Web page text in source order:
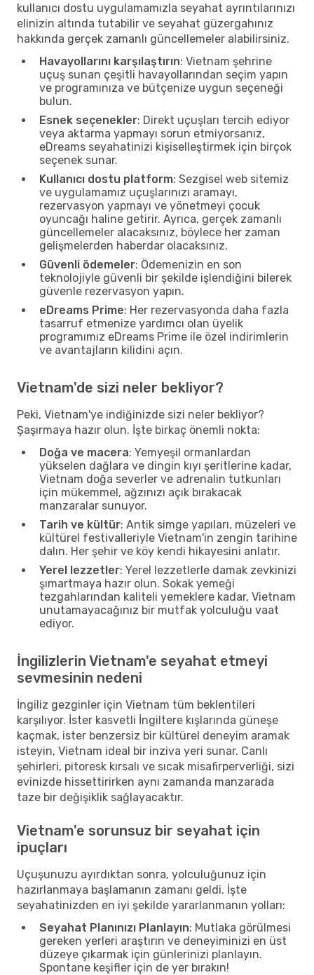
kullanıcı dostu uygulamamızla seyahat ayrıntılarınızı
elinizin altında tutabilir ve seyahat güzergahınız
hakkında gerçek zamanlı güncellemeler alabilirsiniz.
Havayollarını karşılaştırın: Vietnam şehrine
uçuş sunan çeşitli havayollarından seçim yapın
ve programınıza ve bütçenize uygun seçeneği
bulun.
Esnek seçenekler: Direkt uçuşları tercih ediyor
veya aktarma yapmayı sorun etmiyorsanız,
eDreams seyahatinizi kişiselleştirmek için birçok
seçenek sunar.
Kullanıcı dostu platform: Sezgisel web sitemiz
ve uygulamamız uçuşlarınızı aramayı,
rezervasyon yapmayı ve yönetmeyi çocuk
oyuncağı haline getirir. Ayrıca, gerçek zamanlı
güncellemeler alacaksınız, böylece her zaman
gelişmelerden haberdar olacaksınız.
Güvenli ödemeler: Ödemenizin en son
teknolojiyle güvenli bir şekilde işlendiğini bilerek
güvenle rezervasyon yapın.
eDreams Prime: Her rezervasyonda daha fazla
tasarruf etmenize yardımcı olan üyelik
programımız eDreams Prime ile özel indirimlerin
ve avantajların kilidini açın.
Vietnam'de sizi neler bekliyor?
Peki, Vietnam'ye indiğinizde sizi neler bekliyor?
Şaşırmaya hazır olun. İşte birkaç önemli nokta:
Doğa ve macera: Yemyeşil ormanlardan
yükselen dağlara ve dingin kıyı şeritlerine kadar,
Vietnam doğa severler ve adrenalin tutkunları
için mükemmel, ağzınızı açık bırakacak
manzaralar sunuyor.
Tarih ve kültür: Antik simge yapıları, müzeleri ve
kültürel festivalleriyle Vietnam'in zengin tarihine
dalın. Her şehir ve köy kendi hikayesini anlatır.
Yerel lezzetler: Yerel lezzetlerle damak zevkinizi
şımartmaya hazır olun. Sokak yemeği
tezgahlarından kaliteli yemeklere kadar, Vietnam
unutamayacağınız bir mutfak yolculuğu vaat
ediyor.
İngilizlerin Vietnam'e seyahat etmeyi
sevmesinin nedeni
İngiliz gezginler için Vietnam tüm beklentileri
karşılıyor. İster kasvetli İngiltere kışlarında güneşe
kaçmak, ister benzersiz bir kültürel deneyim aramak
isteyin, Vietnam ideal bir inziva yeri sunar. Canlı
şehirleri, pitoresk kırsalı ve sıcak misafirperverliği, sizi
evinizde hissettirirken aynı zamanda manzarada
taze bir değişiklik sağlayacaktır.
Vietnam'e sorunsuz bir seyahat için
ipuçları
Uçuşunuzu ayırdıktan sonra, yolculuğunuz için
hazırlanmaya başlamanın zamanı geldi. İşte
seyahatinizden en iyi şekilde yararlanmanın yolları:
Seyahat Planınızı Planlayın: Mutlaka görülmesi
gereken yerleri araştırın ve deneyiminizi en üst
düzeye çıkarmak için günlerinizi planlayın.
Spontane keşifler için de yer bırakın!